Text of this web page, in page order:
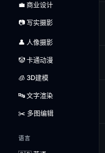
💼 商业设计
📷 写实摄影
👤 人像摄影
🤡 卡通动漫
🧊 3D建模
🔤 文字渲染
✂️ 多图编辑
语言